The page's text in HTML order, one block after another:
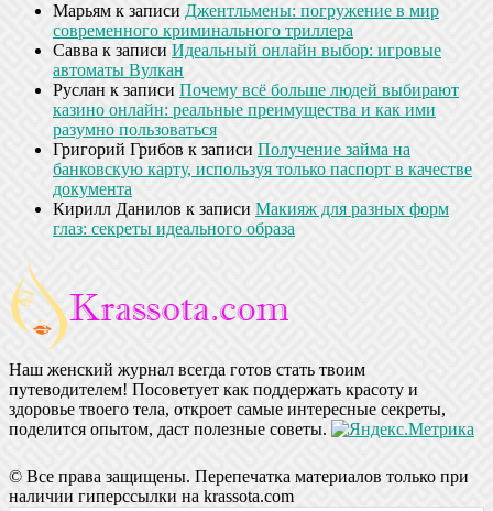
Марьям к записи Джентльмены: погружение в мир
современного криминального триллера
Савва к записи Идеальный онлайн выбор: игровые
автоматы Вулкан
Руслан к записи Почему всё больше людей выбирают
казино онлайн: реальные преимущества и как ими
разумно пользоваться
Григорий Грибов к записи Получение займа на
банковскую карту, используя только паспорт в качестве
документа
Кирилл Данилов к записи Макияж для разных форм
глаз: секреты идеального образа
Наш женский журнал всегда готов стать твоим
путеводителем! Посоветует как поддержать красоту и
здоровье твоего тела, откроет самые интересные секреты,
поделится опытом, даст полезные советы.
© Все права защищены. Перепечатка материалов только при
наличии гиперссылки на krassota.com